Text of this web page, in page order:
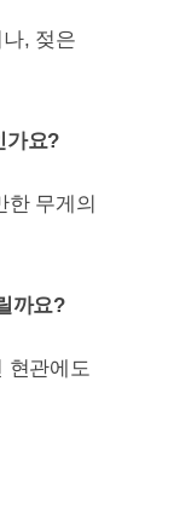
, 젖은
가요?
한 무게의
까요?
현관에도